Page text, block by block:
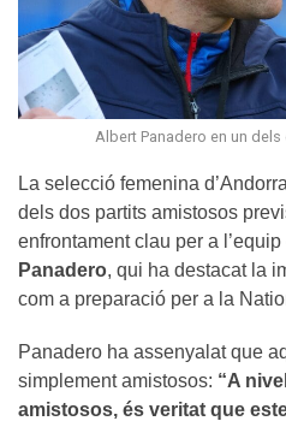
Albert Panadero en un
La selecció femenina
dels dos partits amistosos
enfrontament clau per a
Panadero, qui ha destacat la
com a preparació per a la
Panadero ha assenyalat que
simplement amistosos: “A
amistosos, és veritat que